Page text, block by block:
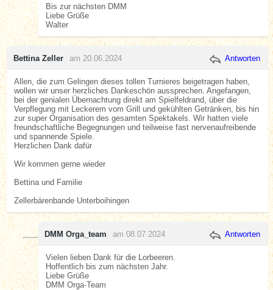
Bis zur nächsten DMM
Liebe Grüße
Walter
Bettina Zeller am 20.06.2024 Antworten
Allen, die zum Gelingen dieses tollen Turnieres beigetragen haben,
wollen wir unser herzliches Dankeschön aussprechen. Angefangen,
bei der genialen Übernachtung direkt am Spielfeldrand, über die
Verpflegung mit Leckerem vom Grill und gekühlten Getränken, bis hin
zur super Organisation des gesamten Spektakels. Wir hatten viele
freundschaftliche Begegnungen und teilweise fast nervenaufreibende
und spannende Spiele.
Herzlichen Dank dafür
Wir kommen gerne wieder
Bettina und Familie
Zellerbärenbande Unterboihingen
DMM Orga_team am 08.07.2024 Antworten
Vielen lieben Dank für die Lorbeeren.
Hoffentlich bis zum nächsten Jahr.
Liebe Grüße
DMM Orga-Team